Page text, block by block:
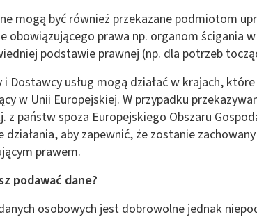
mogą być również przekazane podmiotom
obowiązującego prawa np. organom ścigania
podstawie prawnej (np. dla potrzeb
i Dostawcy usług mogą działać w krajach,
w Unii Europejskiej. W przypadku
z państw spoza Europejskiego Obszaru
działania, aby zapewnić, że zostanie
prawem.
podawać dane?
osobowych jest dobrowolne jednak